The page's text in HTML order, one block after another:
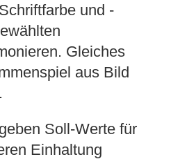
und -
Gleiches
aus Bild
Soll-Werte für
Einhaltung